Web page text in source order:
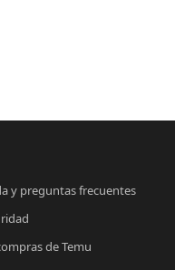
y preguntas frecuentes
de Temu